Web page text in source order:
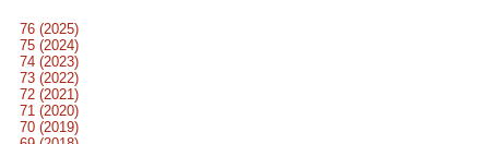
76 (2025)
75 (2024)
74 (2023)
73 (2022)
72 (2021)
71 (2020)
70 (2019)